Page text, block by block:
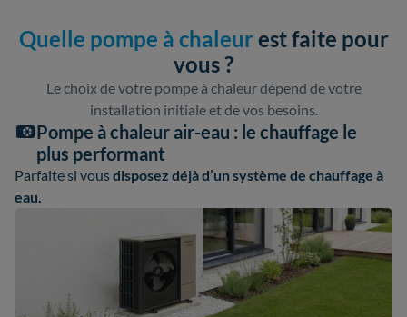
Quelle pompe à chaleurest faite pour
vous ?
Le choix de votre pompe à chaleur dépend de votre
installation initiale et de vos besoins.
Pompe à chaleur air-eau : le chauffage le
plus performant
Parfaite si vousdisposez déjà d’un système de chauffage à
eau.